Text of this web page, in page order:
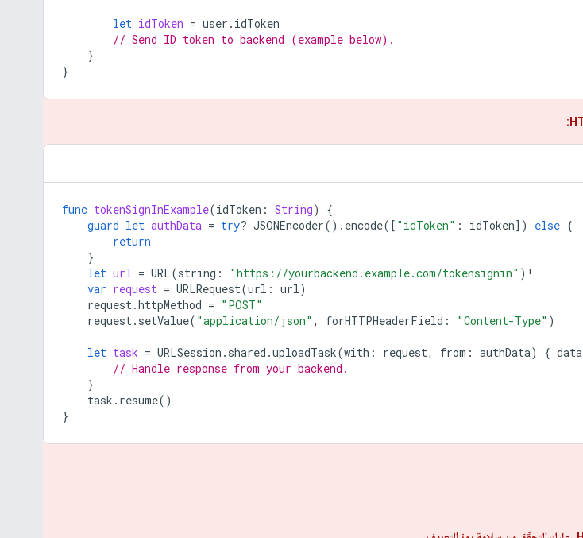
let idToken = user . idToken
// Send ID token to backend (example below).
}
}
func tokenSignInExample(idToken : String)
{
guard let authData = try? JSONEncoder(). encode([ "idToken" : idToken]) else {
return
}
let url = URL(string : "https://yourbackend.example.com/tokensignin" ) !
var request = URLRequest(url : url)
request.httpMethod = "POST"
request. setValue( "application/json" , forHTTPHeaderField : "Content-Type" )
let task = URLSession . shared .uploadTask(with : request, from : authData) { data
// Handle response from your backend.
}
task . resume()
}